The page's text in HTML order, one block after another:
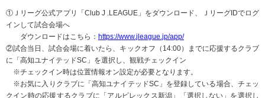
①Ｊリーグ公式アプリ「Club J .LEAGUE」をダウンロード、ＪリーグIDでログ
インして試合会場へ
ダウンロードはこちら： https://www.jleague.jp/app/
②試合当日、試合会場に着いたら、キックオフ（14:00）までに応援するクラブ
に「高知ユナイテッドSC」を選択し、観戦チェックイン
※チェックイン時は位置情報オン設定が必要となります。
※お気に入りクラブに「高知ユナイテッドSC」を登録している場合、チェッ
クイン時の応援するクラブに「アルビレックス新潟」「選択しない」を選択し